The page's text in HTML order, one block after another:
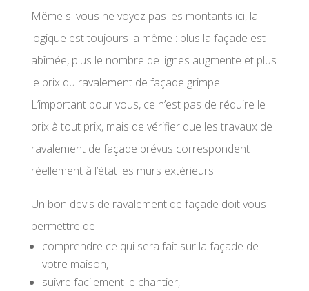
Même si vous ne voyez pas les montants ici, la
logique est toujours la même : plus la façade est
abîmée, plus le nombre de lignes augmente et plus
le prix du ravalement de façade grimpe.
L’important pour vous, ce n’est pas de réduire le
prix à tout prix, mais de vérifier que les travaux de
ravalement de façade prévus correspondent
réellement à l’état les murs extérieurs.
Un bon devis de ravalement de façade doit vous
permettre de :
comprendre ce qui sera fait sur la façade de
votre maison,
suivre facilement le chantier,